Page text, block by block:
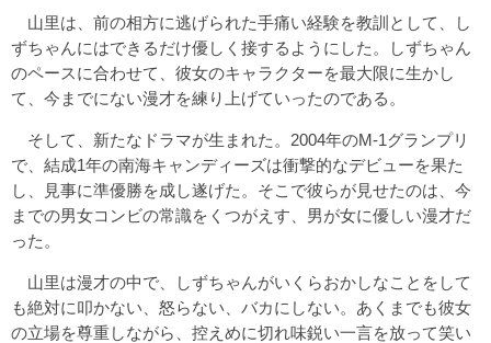
山里は、前の相方に逃げられた手痛い経験を教訓として、し
ずちゃんにはできるだけ優しく接するようにした。しずちゃん
のペースに合わせて、彼女のキャラクターを最大限に生かし
て、今までにない漫才を練り上げていったのである。
そして、新たなドラマが生まれた。2004年のM-1グランプリ
で、結成1年の南海キャンディーズは衝撃的なデビューを果た
し、見事に準優勝を成し遂げた。そこで彼らが見せたのは、今
までの男女コンビの常識をくつがえす、男が女に優しい漫才だ
った。
山里は漫才の中で、しずちゃんがいくらおかしなことをして
も絶対に叩かない、怒らない、バカにしない。あくまでも彼女
の立場を尊重しながら、控えめに切れ味鋭い一言を放って笑い